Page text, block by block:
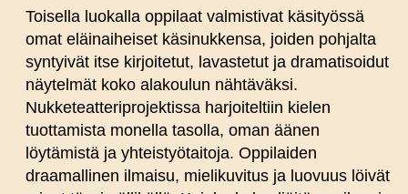
Toisella luokalla oppilaat valmistivat käsityössä
omat eläinaiheiset käsinukkensa, joiden pohjalta
syntyivät itse kirjoitetut, lavastetut ja dramatisoidut
näytelmät koko alakoulun nähtäväksi.
Nukketeatteriprojektissa harjoiteltiin kielen
tuottamista monella tasolla, oman äänen
löytämistä ja yhteistyötaitoja. Oppilaiden
draamallinen ilmaisu, mielikuvitus ja luovuus löivät